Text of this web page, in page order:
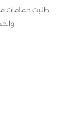
طلبت حمامات